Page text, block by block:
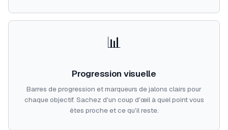
📊
Progression visuelle
Barres de progression et marqueurs de jalons clairs pour
chaque objectif. Sachez d'un coup d'œil à quel point vous
êtes proche et ce qu'il reste.